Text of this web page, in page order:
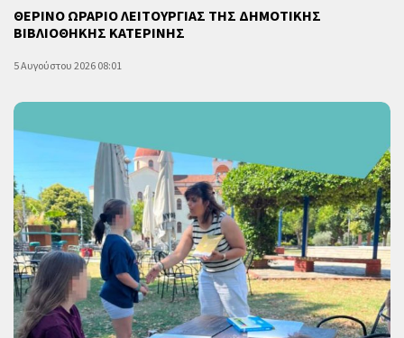
ΘΕΡΙΝΟ ΩΡΑΡΙΟ ΛΕΙΤΟΥΡΓΙΑΣ ΤΗΣ ΔΗΜΟΤΙΚΗΣ
ΒΙΒΛΙΟΘΗΚΗΣ ΚΑΤΕΡΙΝΗΣ
5 Αυγούστου 2026 08:01